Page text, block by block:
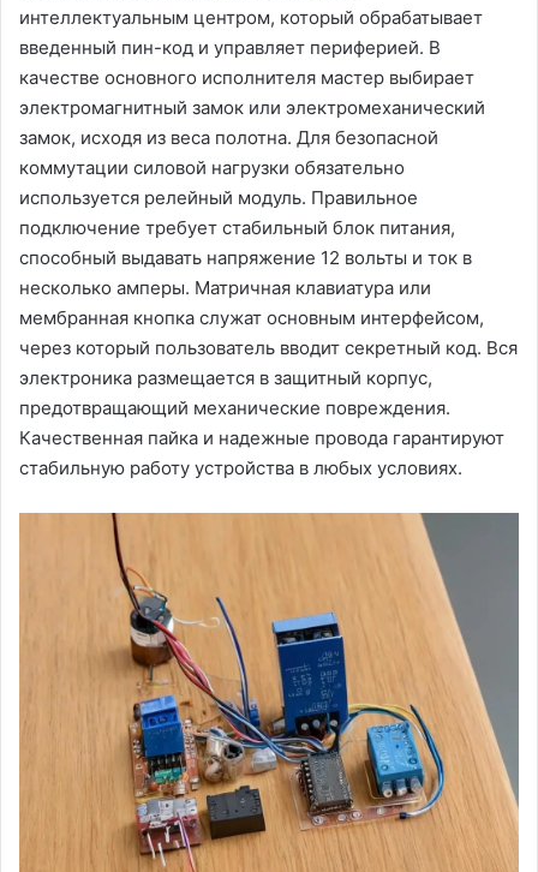
интеллектуальным центром, который обрабатывает
введенный пин-код и управляет периферией. В
качестве основного исполнителя мастер выбирает
электромагнитный замок или электромеханический
замок, исходя из веса полотна. Для безопасной
коммутации силовой нагрузки обязательно
используется релейный модуль. Правильное
подключение требует стабильный блок питания,
способный выдавать напряжение 12 вольты и ток в
несколько амперы. Матричная клавиатура или
мембранная кнопка служат основным интерфейсом,
через который пользователь вводит секретный код. Вся
электроника размещается в защитный корпус,
предотвращающий механические повреждения.
Качественная пайка и надежные провода гарантируют
стабильную работу устройства в любых условиях.